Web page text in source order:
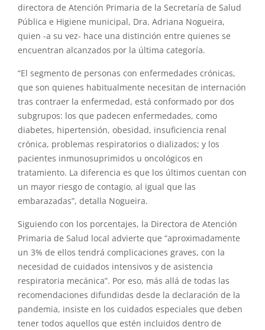
directora de Atención Primaria de la Secretaría de Salud
Pública e Higiene municipal, Dra. Adriana Nogueira,
quien -a su vez- hace una distinción entre quienes se
encuentran alcanzados por la última categoría.
“El segmento de personas con enfermedades crónicas,
que son quienes habitualmente necesitan de internación
tras contraer la enfermedad, está conformado por dos
subgrupos: los que padecen enfermedades, como
diabetes, hipertensión, obesidad, insuficiencia renal
crónica, problemas respiratorios o dializados; y los
pacientes inmunosuprimidos u oncológicos en
tratamiento. La diferencia es que los últimos cuentan con
un mayor riesgo de contagio, al igual que las
embarazadas”, detalla Nogueira.
Siguiendo con los porcentajes, la Directora de Atención
Primaria de Salud local advierte que “aproximadamente
un 3% de ellos tendrá complicaciones graves, con la
necesidad de cuidados intensivos y de asistencia
respiratoria mecánica”. Por eso, más allá de todas las
recomendaciones difundidas desde la declaración de la
pandemia, insiste en los cuidados especiales que deben
tener todos aquellos que estén incluidos dentro de